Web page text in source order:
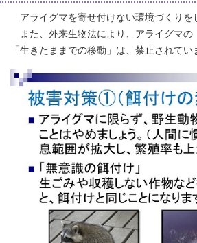
アライグマを寄せ付けない環境づくりを
また、外来生物法により、アライグマの
「生きたままでの移動」は、禁止されてい